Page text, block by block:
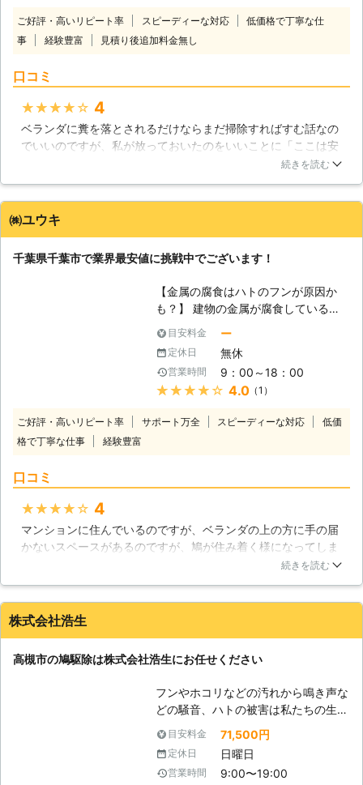
ついてはもちろん真剣にやっておりま
すのでご安心ください。 【害鳥のハ
などが遠くからでも分かるくらいに白
くなってしまうのです。その糞も病原
菌を含んでいる危険性があるために、
まの家と健康を害するハトを駆除させ
えました】 公園や駅前の広場などに
行くと、ほぼ毎日ハトがいるかと思い
ます。その数が減っているところを皆
さまは見たことがあまりないのではな
いでしょうか。ハトは私たち人間が餌
付けをしてしまったがために増えてい
る一面もあります。食事がある程度は
保証されていますし、また1年中も食
んでいます。こうしてハトがどんどん
があります。ぜひとも便利屋神栖店に
ハト駆除をおまかせください。
ご好評・高いリピート率 スピーディーな対応
低価格で丁寧な仕
事
経験豊富 見積り後追加料金無し
口コミ
★★★★★ 4
ベランダに糞を落とされるだけならまだ掃除すればすむ話なの
でいいのですが、私が放っておいたのをいいことに「ここは安
全だ」と判断されてしまったようで…肉眼では確認が難しくよ
ても自力で追い出すことはとても難しいようで（殺すのも法律
で禁止されているとか）こちらに駆除をお願いしました。駆除
てもらい、ついでにベランダの消臭・消毒もお願いしました。
2016年10月10日
続きを読む
㈱ユウキ
千葉県千葉市で業界最安値に挑戦中でございます！
【金属の腐食はハトのフンが原因か
も？】 建物の金属が腐食していると
ころはありませんか？実はそれ、ハト
のフンが原因かもしれません。という
のも、ハトのフンには酸性があり、そ
の酸性が原因で金属が腐食することが
あるのです。 金属の腐食は、大きな
す。実際、海外ではハトのフンが原因
葉県にお住まいの方ご用命を】 「株
式会社ユウキ」は千葉県千葉市で活躍
しております。業界最安値にも挑戦中
らに、当社は確かな信頼を確保するた
ります。お客様のご依頼を受け付ける
ということは、同時にお客様の個人情
報もお預かりすることになります。万
が一、個人情報が漏れることのないよ
う、全スタッフは責任を持って個人情
目安料金 ー
定休日 無休
営業時間 9：00～18：00
★★★★★ 4.0（1）
ご好評・高いリピート率 サポート万全 スピーディーな対応
低価
格で丁寧な仕事
経験豊富
口コミ
★★★★★ 4
マンションに住んでいるのですが、ベランダの上の方に手の届
かないスペースがあるのですが、鳩が住み着く様になってしま
いました。初めのうちはかわいいなと思っていたのですが、フ
ものではなく、ネットを付けてくれたり忌避剤を散布するとい
ったものでしたが、効果は良く出ていたのか、鳩は寄り付かな
続きを読む
株式会社浩生
高槻市の鳩駆除は株式会社浩生にお任せください
フンやホコリなどの汚れから鳴き声な
どの騒音、ハトの被害は私たちの生活
に影響を与えますよね。「確実に効果
の出る鳩駆除を依頼したい」というと
きや、再発にうんざりしていて「アフ
ターフォローのある鳩駆除業者を探し
目安料金 71,500円
定休日 日曜日
営業時間 9:00〜19:00